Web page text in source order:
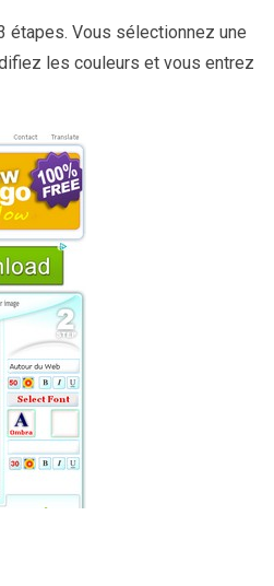
étapes. Vous sélectionnez une
les couleurs et vous entrez